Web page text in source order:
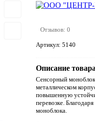
Отзывов: 0
Артикул: 5140
Описание
Сенсорный
металлическом
повышенную
перевозке.
моноблока.